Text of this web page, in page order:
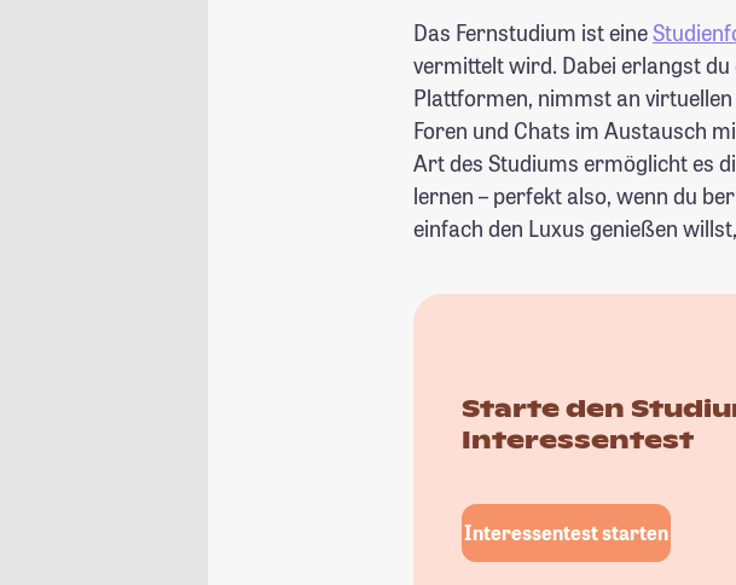
Das Fernstudium ist eine
vermittelt wird. Dabei erlangst
Plattformen, nimmst an
Foren und Chats im Austausch
Art des Studiums ermöglicht es
lernen – perfekt also, wenn du
einfach den Luxus genießen
Starte den
Interessentest
Interessentest starten